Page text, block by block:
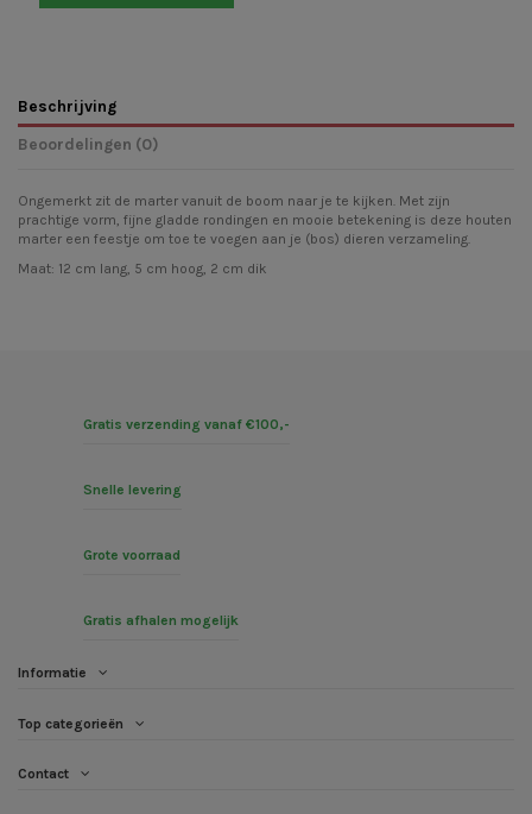
Beschrijving
Beoordelingen (0)
Ongemerkt zit de marter vanuit de boom naar je te kijken. Met zijn
prachtige vorm, fijne gladde rondingen en mooie betekening is deze houten
marter een feestje om toe te voegen aan je (bos) dieren verzameling.
Maat: 12 cm lang, 5 cm hoog, 2 cm dik
Gratis verzending vanaf €100,-
Snelle levering
Grote voorraad
Gratis afhalen mogelijk
Informatie
Top categorieën
Contact